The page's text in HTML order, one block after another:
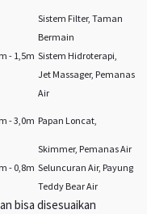
Sistem Filter, Taman
Bermain
- 1,5m Sistem Hidroterapi,
Jet Massager, Pemanas
Air
- 3,0m Papan Loncat,
Skimmer, Pemanas Air
- 0,8m Seluncuran Air, Payung
Teddy Bear Air
bisa disesuaikan